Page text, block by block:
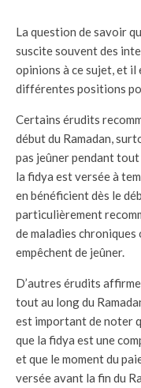
La question de savoir
suscite souvent des
opinions à ce sujet, et
différentes positions
Certains érudits
début du Ramadan,
pas jeûner pendant tout
la fidya est versée à
en bénéficient dès le
particulièrement
de maladies chroniques
empêchent de jeûner.
D’autres érudits
tout au long du
est important de noter
que la fidya est une
et que le moment du
versée avant la fin du